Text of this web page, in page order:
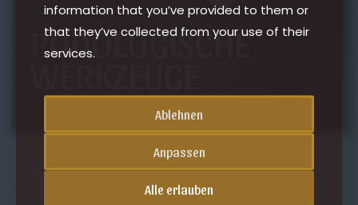
PODOLOGISCHE
information that you’ve provided to them or
that they’ve collected from your use of their
services.
Ablehnen
Anpassen
Alle erlauben